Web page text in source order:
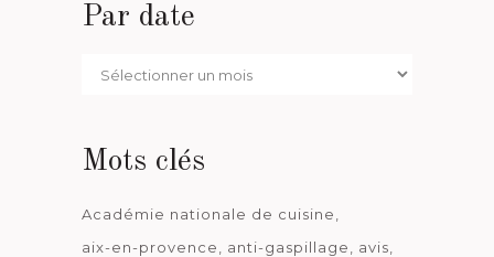
Par date
Par
Mots clés
Académie nationale de cuisine
aix-en-provence
anti-gaspillage
avis